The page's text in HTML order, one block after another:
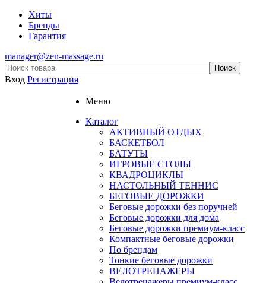
Хиты
Бренды
Гарантия
manager@zen-massage.ru
Вход Регистрация
Меню
Каталог
АКТИВНЫЙ ОТДЫХ
БАСКЕТБОЛ
БАТУТЫ
ИГРОВЫЕ СТОЛЫ
КВАДРОЦИКЛЫ
НАСТОЛЬНЫЙ ТЕННИС
БЕГОВЫЕ ДОРОЖКИ
Беговые дорожки без поручней
Беговые дорожки для дома
Беговые дорожки премиум-класс
Компактные беговые дорожки
По брендам
Тонкие беговые дорожки
ВЕЛОТРЕНАЖЕРЫ